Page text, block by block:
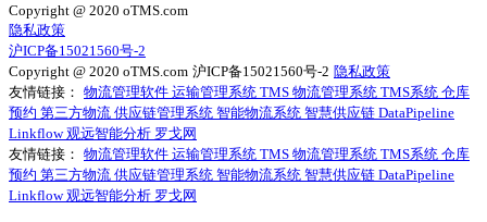
Copyright @ 2020 oTMS.com
隐私政策
沪ICP备15021560号-2
Copyright @ 2020 oTMS.com 沪ICP备15021560号-2 隐私政策
友情链接： 物流管理软件 运输管理系统 TMS 物流管理系统 TMS系统 仓库
预约 第三方物流 供应链管理系统 智能物流系统 智慧供应链 DataPipeline
Linkflow观远智能分析 罗戈网
友情链接： 物流管理软件 运输管理系统 TMS 物流管理系统 TMS系统 仓库
预约 第三方物流 供应链管理系统 智能物流系统 智慧供应链 DataPipeline
Linkflow观远智能分析 罗戈网